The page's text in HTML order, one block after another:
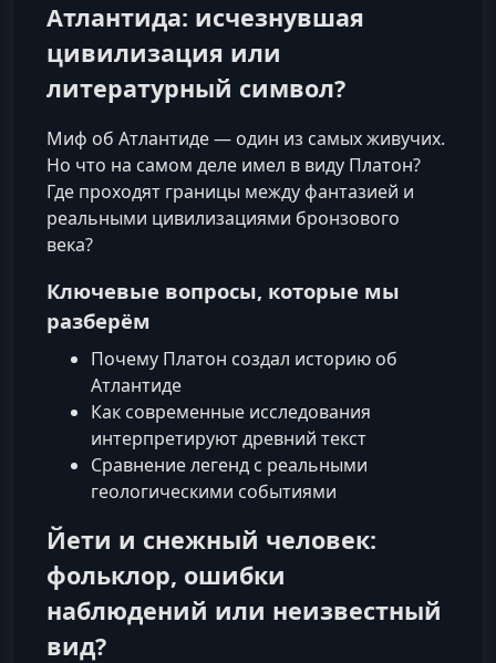
Атлантида: исчезнувшая
цивилизация или
литературный символ?
Миф об Атлантиде — один из самых живучих.
Но что на самом деле имел в виду Платон?
Где проходят границы между фантазией и
реальными цивилизациями бронзового
века?
Ключевые вопросы, которые мы
разберём
Почему Платон создал историю об
Атлантиде
Как современные исследования
интерпретируют древний текст
Сравнение легенд с реальными
геологическими событиями
Йети и снежный человек:
фольклор, ошибки
наблюдений или неизвестный
вид?